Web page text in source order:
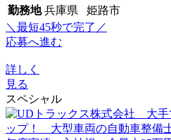
勤務地 兵庫県 姫路市
＼最短45秒で完了／
応募へ進む
詳しく
見る
スペシャル